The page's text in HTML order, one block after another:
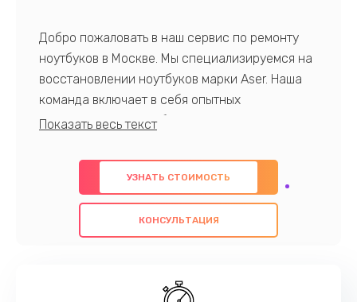
Добро пожаловать в наш сервис по ремонту
ноутбуков в Москве. Мы специализируемся на
восстановлении ноутбуков марки Aser. Наша
команда включает в себя опытных
профессионалов с обширными знаниями и
предлагаем быстрый и качественный ремонт с
использованием оригинальных компонентов, а
также гарантируем качество всех
проведенных работ. Наша цель - предоставить
наилучшим образом. Не медлите записаться на
УЗНАТЬ СТОИМОСТЬ
КОНСУЛЬТАЦИЯ